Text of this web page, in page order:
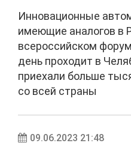
Инновационные
имеющие аналогов в
всероссийском
день проходит в
приехали больше
со всей страны
09.06.2023 21:48